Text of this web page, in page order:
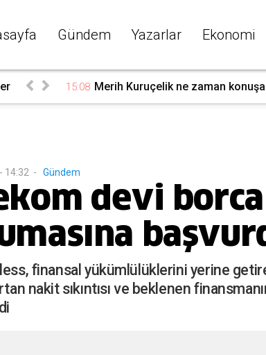
Gündem Yazarlar Ekonomi
15:08 Merih Kuruçelik ne zaman
14:32 - Gündem
devi
finansal yükümlülüklerini yerine
nakit sıkıntısı ve beklenen